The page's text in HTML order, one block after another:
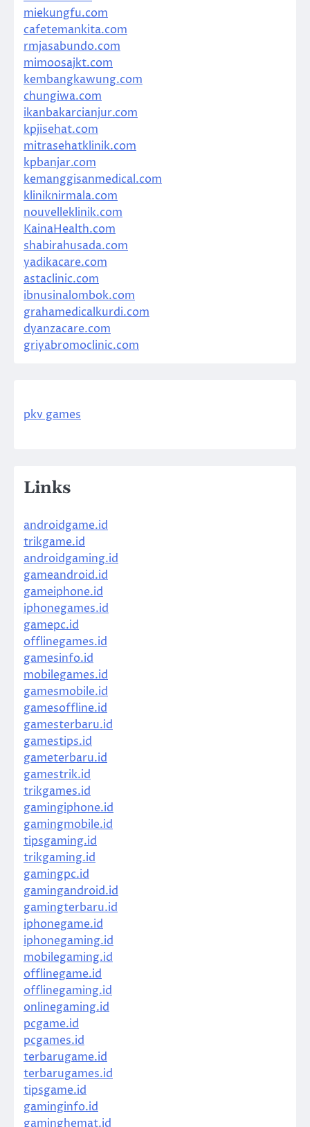
miekungfu.com
cafetemankita.com
rmjasabundo.com
mimoosajkt.com
kembangkawung.com
chungiwa.com
ikanbakarcianjur.com
kpjisehat.com
mitrasehatklinik.com
kpbanjar.com
kemanggisanmedical.com
kliniknirmala.com
nouvelleklinik.com
KainaHealth.com
shabirahusada.com
yadikacare.com
astaclinic.com
ibnusinalombok.com
grahamedicalkurdi.com
dyanzacare.com
griyabromoclinic.com
pkv games
Links
androidgame.id
trikgame.id
androidgaming.id
gameandroid.id
gameiphone.id
iphonegames.id
gamepc.id
offlinegames.id
gamesinfo.id
mobilegames.id
gamesmobile.id
gamesoffline.id
gamesterbaru.id
gamestips.id
gameterbaru.id
gamestrik.id
trikgames.id
gamingiphone.id
gamingmobile.id
tipsgaming.id
trikgaming.id
gamingpc.id
gamingandroid.id
gamingterbaru.id
iphonegame.id
iphonegaming.id
mobilegaming.id
offlinegame.id
offlinegaming.id
onlinegaming.id
pcgame.id
pcgames.id
terbarugame.id
terbarugames.id
tipsgame.id
gaminginfo.id
gaminghemat.id